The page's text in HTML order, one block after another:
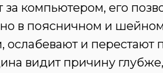
компьютером, его
в поясничном и
ослабевают и
видит причину